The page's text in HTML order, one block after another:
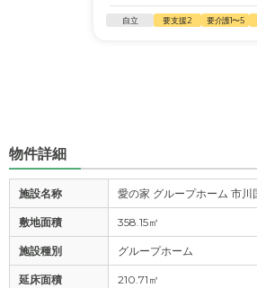
自立 要支援2 要介護1〜5
物件詳細
施設名称 愛の家 グループホーム 市川
敷地面積 358.15㎡
施設種別 グループホーム
延床面積 210.71㎡